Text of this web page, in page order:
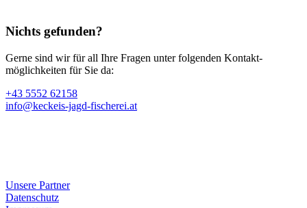
Nichts gefunden?
Gerne sind wir für all Ihre Fragen unter folgenden Kontakt­
möglichkeiten für Sie da:
+43 5552 62158
info@keckeis-jagd-fischerei.at
Unsere Partner
Datenschutz